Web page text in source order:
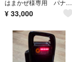
はまかぜ様専用 パナソニック 電動自転車バッテリー16Ah NKY580B02
¥ 33,000